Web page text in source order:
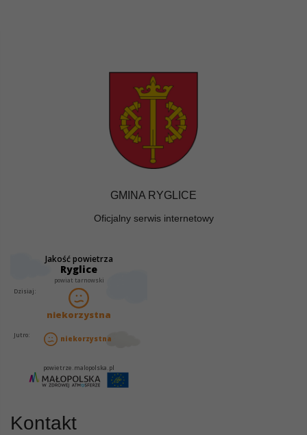
GMINA RYGLICE
Oficjalny serwis internetowy
Kontakt